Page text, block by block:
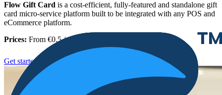
Flow Gift Card is a cost-efficient, fully-featured and standalone gift
card micro-service platform built to be integrated with any POS and
eCommerce platform.
Prices: From €0.5 / digital gift card
Get started with Flow Gift cards